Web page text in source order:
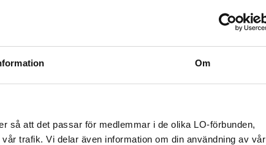
Om
så att det passar för medlemmar i de olika LO-förbunden,
trafik. Vi delar även information om din användning av vår